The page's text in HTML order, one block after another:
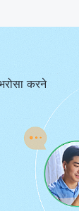
करने